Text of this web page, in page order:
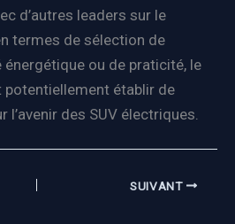
d’autres leaders sur le
termes de sélection de
énergétique ou de praticité, le
potentiellement établir de
l’avenir des SUV électriques.
SUIVANT